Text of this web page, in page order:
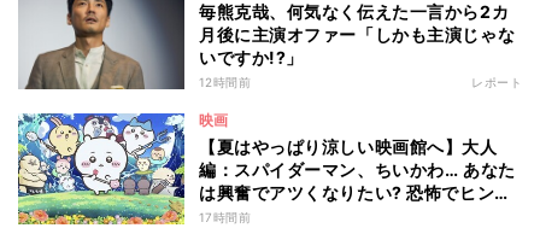
毎熊克哉、何気なく伝えた一言から2カ
月後に主演オファー「しかも主演じゃな
いですか!?」
12時間前 レポート
映画
【夏はやっぱり涼しい映画館へ】大人
編：スパイダーマン、ちいかわ… あなた
は興奮でアツくなりたい? 恐怖でヒンヤ
リしたい? - 編集部が注目する最新映画5
17時間前